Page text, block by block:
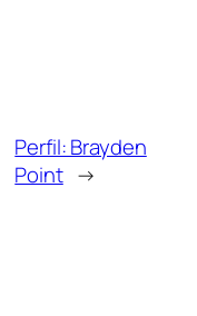
Perfil: Brayden
Point →